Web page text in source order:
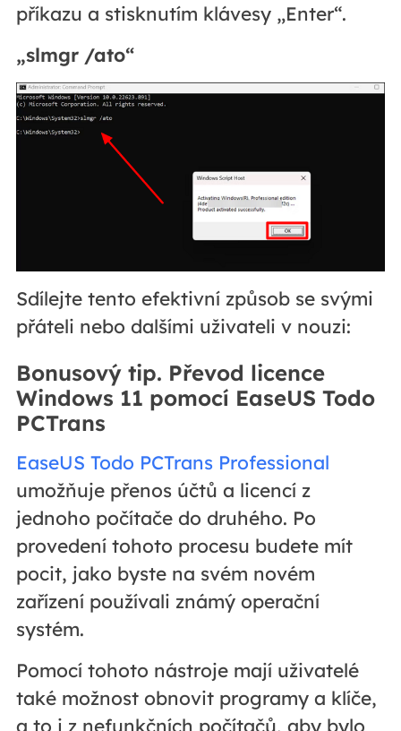
příkazu a stisknutím klávesy „Enter“.
„slmgr /ato“
Sdílejte tento efektivní způsob se svými
přáteli nebo dalšími uživateli v nouzi:
Bonusový tip. Převod licence
Windows 11 pomocí EaseUS Todo
PCTrans
EaseUS Todo PCTrans Professional
umožňuje přenos účtů a licencí z
jednoho počítače do druhého. Po
provedení tohoto procesu budete mít
pocit, jako byste na svém novém
zařízení používali známý operační
systém.
Pomocí tohoto nástroje mají uživatelé
také možnost obnovit programy a klíče,
a to i z nefunkčních počítačů, aby bylo